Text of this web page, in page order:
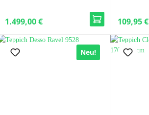
1.499,00 € 109,95 €
Neu!